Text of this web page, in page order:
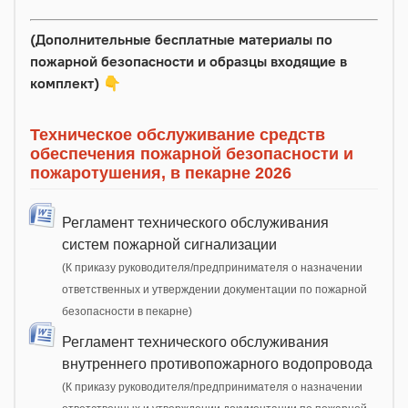
(Дополнительные бесплатные материалы по
пожарной безопасности и образцы входящие в
комплект) 👇
Техническое обслуживание средств
обеспечения пожарной безопасности и
пожаротушения, в пекарне 2026
Регламент технического обслуживания
систем пожарной сигнализации
(К приказу руководителя/предпринимателя о назначении
ответственных и утверждении документации по пожарной
безопасности в пекарне)
Регламент технического обслуживания
внутреннего противопожарного водопровода
(К приказу руководителя/предпринимателя о назначении